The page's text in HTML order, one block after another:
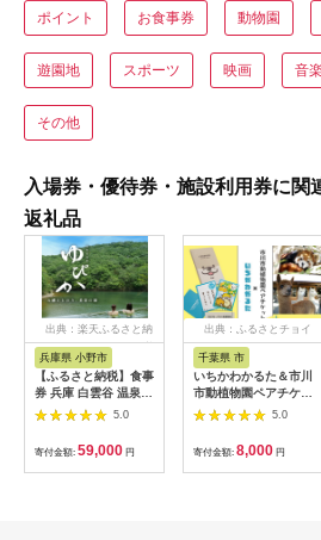
ポイント お食事券 動物園
遊園地 スポーツ 映画 音楽
その他
入場券・優待券・施設利用券に関
返礼品
出典：楽天ふるさと納
税
兵庫県 小野市
【ふるさと納税】食事
券 兵庫 白雲谷 温泉
ゆぴか 入浴券 10枚＋
お食事券 (1,000円)
10枚 セット 旅行 旅
温泉旅行 スパ サウナ
岩盤浴 マッサージ エ
5.0
寄付金額: 59,000 円
出典：ふるさとチョイ
ス
千葉県 市
いちかわかるた＆市川
市動植物園ペアチケッ
ト 【12203-0196】
5.0
寄付金額: 8,000 円